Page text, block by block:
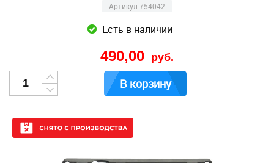
Артикул 754042
Есть в наличии
490,00 руб.
В корзину